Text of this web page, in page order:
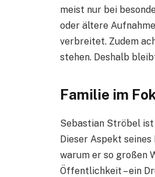
meist nur bei
oder ältere
verbreitet. Zudem
stehen. Deshalb
Familie im
Sebastian Ströbel ist
Dieser Aspekt
warum er so großen
Öffentlichkeit – ein